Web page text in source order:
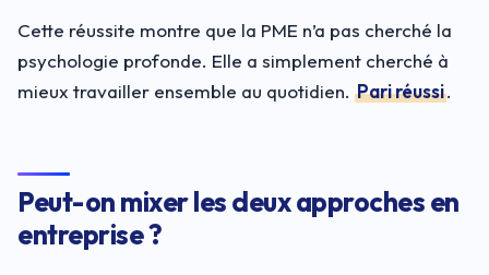
Cette réussite montre que la PME n’a pas cherché la
psychologie profonde. Elle a simplement cherché à
mieux travailler ensemble au quotidien. Pari réussi.
Peut-on mixer les deux approches en
entreprise ?